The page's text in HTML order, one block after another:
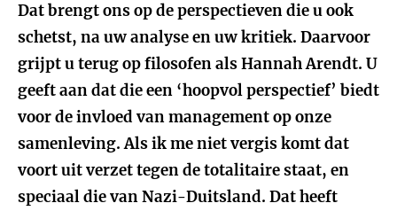
Dat brengt ons op de perspectieven die u ook
schetst, na uw analyse en uw kritiek. Daarvoor
grijpt u terug op filosofen als Hannah Arendt. U
geeft aan dat die een ‘hoopvol perspectief’ biedt
voor de invloed van management op onze
samenleving. Als ik me niet vergis komt dat
voort uit verzet tegen de totalitaire staat, en
speciaal die van Nazi-Duitsland. Dat heeft